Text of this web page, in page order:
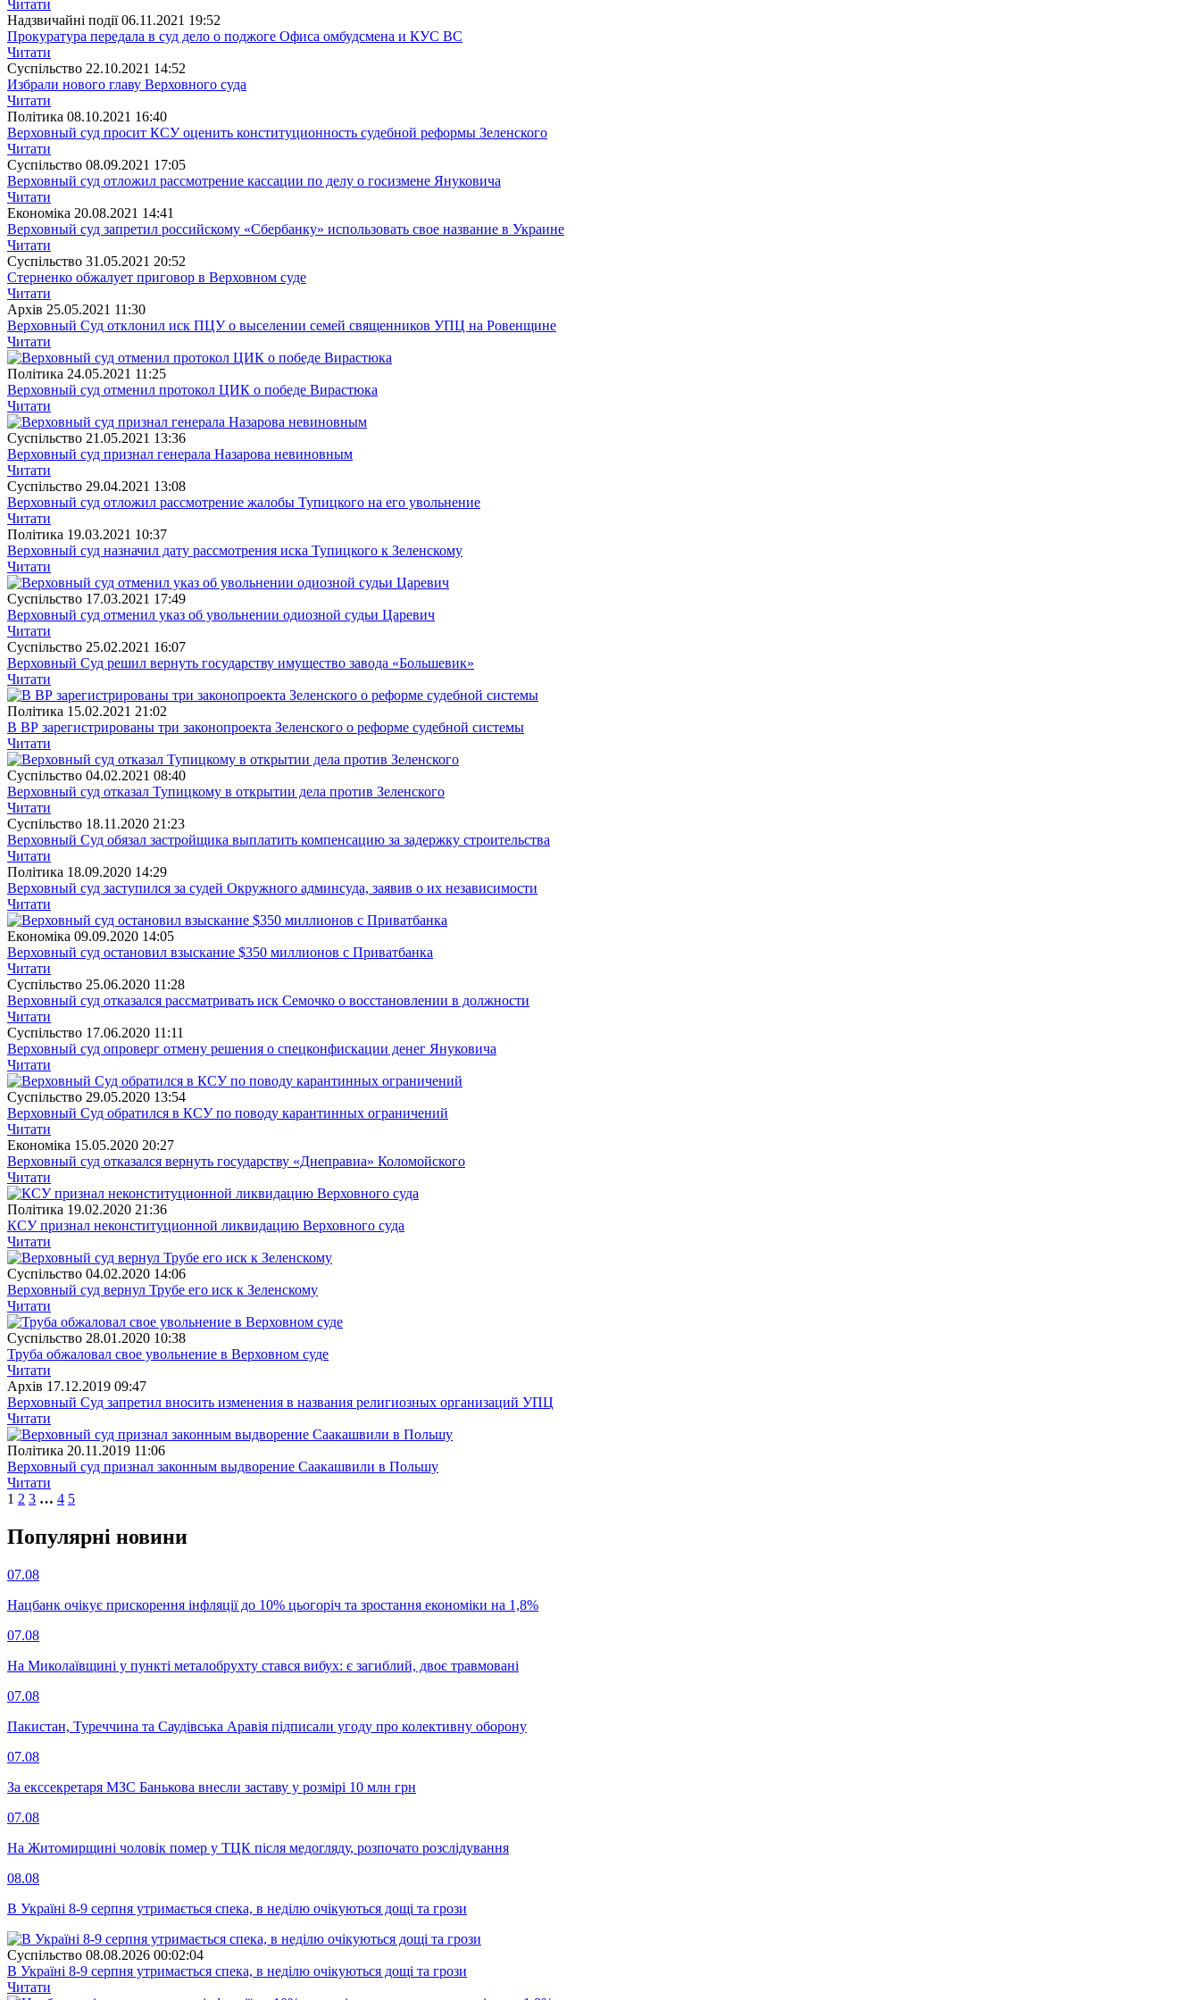
Читати
Надзвичайні події 06.11.2021 19:52
Прокуратура передала в суд дело о поджоге Офиса омбудсмена и КУС ВС
Читати
Суспiльство 22.10.2021 14:52
Избрали нового главу Верховного суда
Читати
Полiтика 08.10.2021 16:40
Верховный суд просит КСУ оценить конституционность судебной реформы Зеленского
Читати
Суспiльство 08.09.2021 17:05
Верховный суд отложил рассмотрение кассации по делу о госизмене Януковича
Читати
Економіка 20.08.2021 14:41
Верховный суд запретил российскому «Сбербанку» использовать свое название в Украине
Читати
Суспiльство 31.05.2021 20:52
Стерненко обжалует приговор в Верховном суде
Читати
Архiв 25.05.2021 11:30
Верховный Суд отклонил иск ПЦУ о выселении семей священников УПЦ на Ровенщине
Читати
Полiтика 24.05.2021 11:25
Верховный суд отменил протокол ЦИК о победе Вирастюка
Читати
Суспiльство 21.05.2021 13:36
Верховный суд признал генерала Назарова невиновным
Читати
Суспiльство 29.04.2021 13:08
Верховный суд отложил рассмотрение жалобы Тупицкого на его увольнение
Читати
Полiтика 19.03.2021 10:37
Верховный суд назначил дату рассмотрения иска Тупицкого к Зеленскому
Читати
Суспiльство 17.03.2021 17:49
Верховный суд отменил указ об увольнении одиозной судьи Царевич
Читати
Суспiльство 25.02.2021 16:07
Верховный Суд решил вернуть государству имущество завода «Большевик»
Читати
Полiтика 15.02.2021 21:02
В ВР зарегистрированы три законопроекта Зеленского о реформе судебной системы
Читати
Суспiльство 04.02.2021 08:40
Верховный суд отказал Тупицкому в открытии дела против Зеленского
Читати
Суспiльство 18.11.2020 21:23
Верховный Суд обязал застройщика выплатить компенсацию за задержку строительства
Читати
Полiтика 18.09.2020 14:29
Верховный суд заступился за судей Окружного админсуда, заявив о их независимости
Читати
Економіка 09.09.2020 14:05
Верховный суд остановил взыскание $350 миллионов с Приватбанка
Читати
Суспiльство 25.06.2020 11:28
Верховный суд отказался рассматривать иск Семочко о восстановлении в должности
Читати
Суспiльство 17.06.2020 11:11
Верховный суд опроверг отмену решения о спецконфискации денег Януковича
Читати
Суспiльство 29.05.2020 13:54
Верховный Суд обратился в КСУ по поводу карантинных ограничений
Читати
Економіка 15.05.2020 20:27
Верховный суд отказался вернуть государству «Днеправиа» Коломойского
Читати
Полiтика 19.02.2020 21:36
КСУ признал неконституционной ликвидацию Верховного суда
Читати
Суспiльство 04.02.2020 14:06
Верховный суд вернул Трубе его иск к Зеленскому
Читати
Суспiльство 28.01.2020 10:38
Труба обжаловал свое увольнение в Верховном суде
Читати
Архiв 17.12.2019 09:47
Верховный Суд запретил вносить изменения в названия религиозных организаций УПЦ
Читати
Полiтика 20.11.2019 11:06
Верховный суд признал законным выдворение Саакашвили в Польшу
Читати
1 2 3 … 4 5
Популярнi новини
07.08
Нацбанк очікує прискорення інфляції до 10% цьогоріч та зростання економіки на 1,8%
07.08
На Миколаївщині у пункті металобрухту стався вибух: є загиблий, двоє травмовані
07.08
Пакистан, Туреччина та Саудівська Аравія підписали угоду про колективну оборону
07.08
За екссекретаря МЗС Банькова внесли заставу у розмірі 10 млн грн
07.08
На Житомирщині чоловік помер у ТЦК після медогляду, розпочато розслідування
08.08
В Україні 8-9 серпня утримається спека, в неділю очікуються дощі та грози
Суспiльство 08.08.2026 00:02:04
В Україні 8-9 серпня утримається спека, в неділю очікуються дощі та грози
Читати